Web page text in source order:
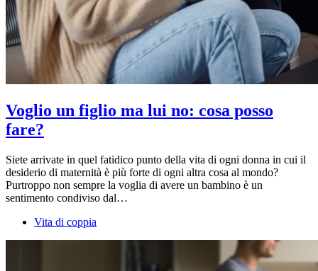
Voglio un figlio ma lui no: cosa posso
fare?
Siete arrivate in quel fatidico punto della vita di ogni donna in cui il
desiderio di maternità è più forte di ogni altra cosa al mondo?
Purtroppo non sempre la voglia di avere un bambino è un
sentimento condiviso dal…
Vita di coppia